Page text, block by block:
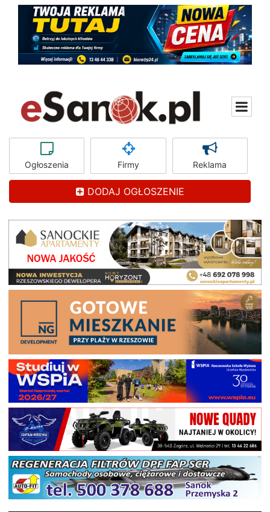
Ogłoszenia Firmy Reklama
DODAJ OGŁOSZENIE